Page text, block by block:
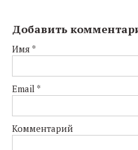
Добавить
Имя *
Email *
Комментарий